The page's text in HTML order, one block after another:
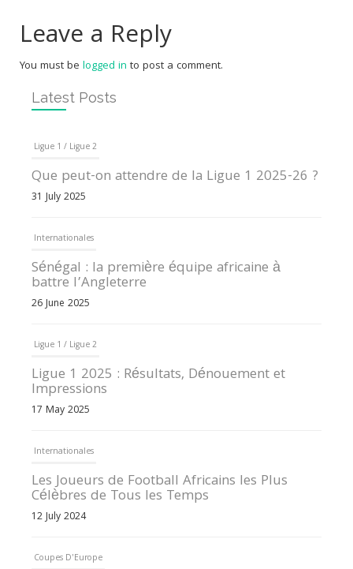
Leave a Reply
You must be logged in to post a comment.
Latest Posts
Ligue 1 / Ligue 2
Que peut-on attendre de la Ligue 1 2025-26 ?
31 July 2025
Internationales
Sénégal : la première équipe africaine à
battre l’Angleterre
26 June 2025
Ligue 1 / Ligue 2
Ligue 1 2025 : Résultats, Dénouement et
Impressions
17 May 2025
Internationales
Les Joueurs de Football Africains les Plus
Célèbres de Tous les Temps
12 July 2024
Coupes D'Europe